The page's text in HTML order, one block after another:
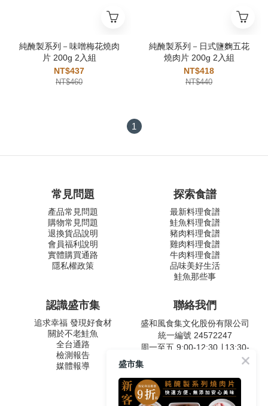
純醃製系列－味噌梅花燒肉
片 200g 2入組
NT$437
NT$460
純醃製系列－日式鹽麴五花
燒肉片 200g 2入組
NT$418
NT$440
1
常見問題
產品常見問題
購物常見問題
退換貨品說明
會員福利說明
實體購買通路
隱私權政策
探索食譜
最新料理食譜
鮭魚料理食譜
豬肉料理食譜
雞肉料理食譜
牛肉料理食譜
品味美好生活
鮭魚那些事
認識盛市集
追求幸福 發現好食材
關於不老鮭魚
全台通路
檢測報告
媒體報導
聯絡我們
盛和風食集文化股份有限公司
統一編號 24572247
周一至五 9:00-12:30 ∣ 13:30-
台北市內湖區南京東路六段
487號9F
盛市集